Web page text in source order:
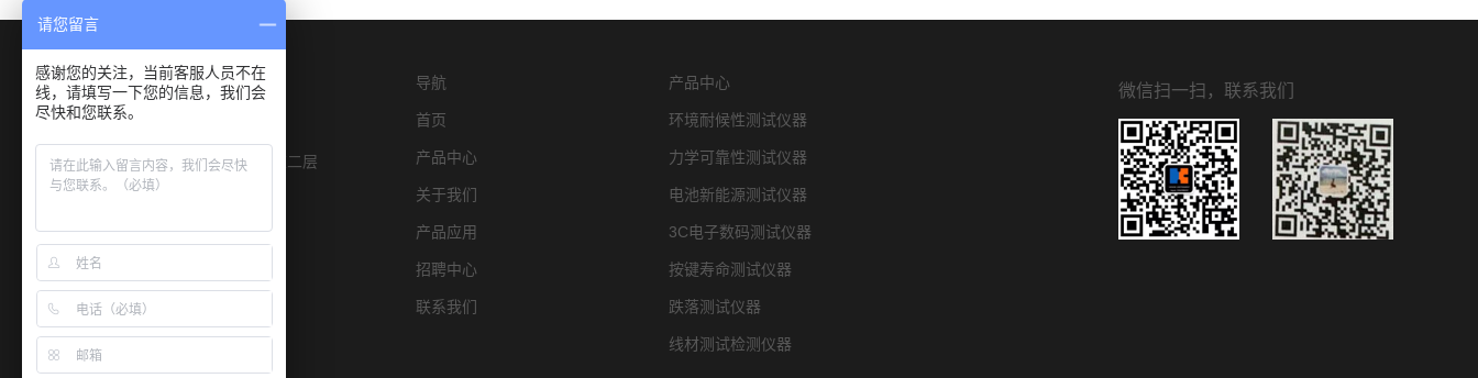
深圳市宝安区燕罗街道物园路6号E栋二层
导航
首页
产品中心
关于我们
产品应用
招聘中心
联系我们
产品中心
环境耐候性测试仪器
力学可靠性测试仪器
电池新能源测试仪器
3C电子数码测试仪器
按键寿命测试仪器
跌落测试仪器
线材测试检测仪器
微信扫一扫，联系我们
请您留言
感谢您的关注，当前客服人员不在
线，请填写一下您的信息，我们会
尽快和您联系。